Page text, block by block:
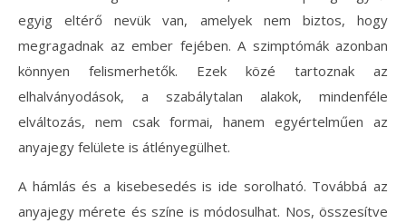
egyig eltérő nevük van, amelyek nem biztos, hogy
megragadnak az ember fejében. A szimptómák azonban
könnyen felismerhetők. Ezek közé tartoznak az
elhalványodások, a szabálytalan alakok, mindenféle
elváltozás, nem csak formai, hanem egyértelműen az
anyajegy felülete is átlényegülhet.
A hámlás és a kisebesedés is ide sorolható. Továbbá az
anyajegy mérete és színe is módosulhat. Nos, összesítve